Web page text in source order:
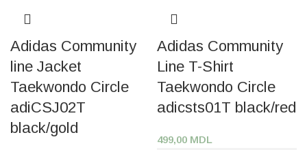
Adidas Community
line Jacket
Taekwondo Circle
adiCSJ02T
black/gold
Adidas Community
Line T-Shirt
Taekwondo Circle
adicsts01T black/red
499,00 MDL